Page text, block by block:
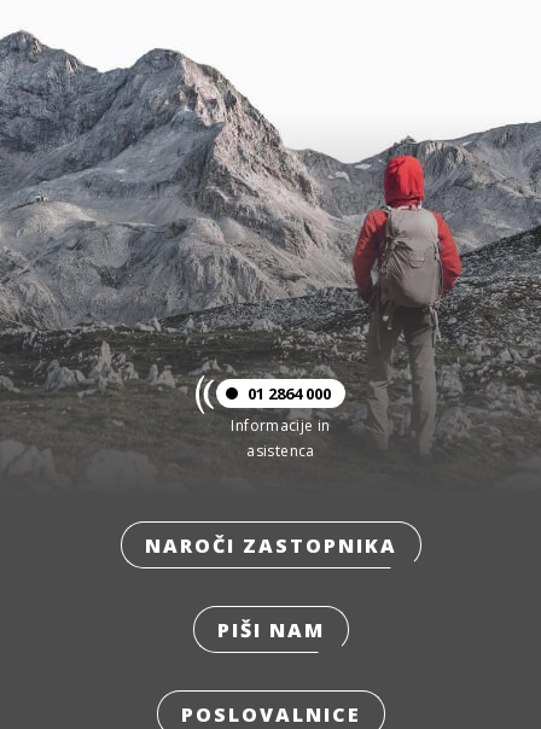
01 2864 000
Informacije in
asistenca
NAROČI ZASTOPNIKA
PIŠI NAM
POSLOVALNICE